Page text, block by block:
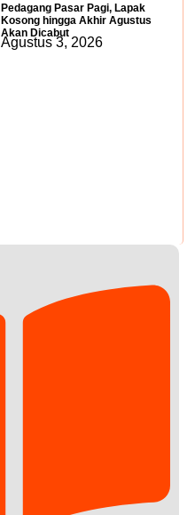
Pedagang Pasar Pagi, Lapak
Kosong hingga Akhir Agustus
Akan Dicabut
Agustus 3, 2026